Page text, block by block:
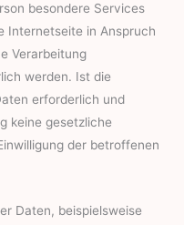
besondere Services
Internetseite in Anspruch
Verarbeitung
werden. Ist die
erforderlich und
keine gesetzliche
der betroffenen
Daten, beispielsweise